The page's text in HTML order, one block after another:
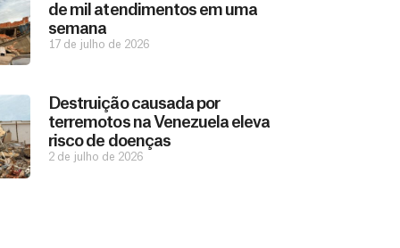
de mil atendimentos em uma
semana
17 de julho de 2026
Destruição causada por
terremotos na Venezuela eleva
risco de doenças
2 de julho de 2026